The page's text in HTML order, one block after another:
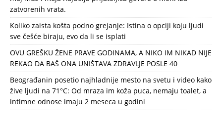
zatvorenih vrata.
Koliko zaista košta podno grejanje: Istina o opciji koju ljudi
sve češće biraju, evo da li se isplati
OVU GREŠKU ŽENE PRAVE GODINAMA, A NIKO IM NIKAD NIJE
REKAO DA BAŠ ONA UNIŠTAVA ZDRAVLJE POSLE 40
Beograđanin posetio najhladnije mesto na svetu i video kako
žive ljudi na 71°C: Od mraza im koža puca, nemaju toalet, a
intimne odnose imaju 2 meseca u godini